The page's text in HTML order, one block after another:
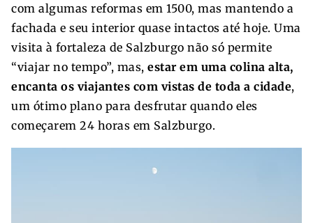
com algumas reformas em 1500, mas mantendo a
fachada e seu interior quase intactos até hoje. Uma
visita à fortaleza de Salzburgo não só permite
“viajar no tempo”, mas, estar em uma colina alta,
encanta os viajantes com vistas de toda a cidade,
um ótimo plano para desfrutar quando eles
começarem 24 horas em Salzburgo.